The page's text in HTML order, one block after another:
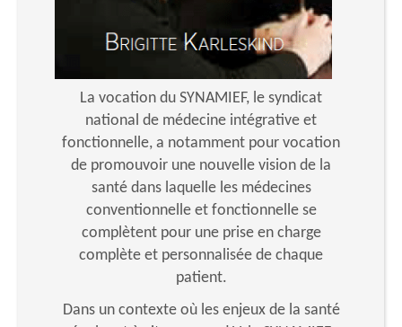
La vocation du SYNAMIEF, le syndicat
national de médecine intégrative et
fonctionnelle, a notamment pour vocation
de promouvoir une nouvelle vision de la
santé dans laquelle les médecines
conventionnelle et fonctionnelle se
complètent pour une prise en charge
complète et personnalisée de chaque
patient.
Dans un contexte où les enjeux de la santé